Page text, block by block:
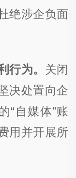
绝涉企负面
行为。 关闭
决处置向企
“自媒体”账
用并开展所